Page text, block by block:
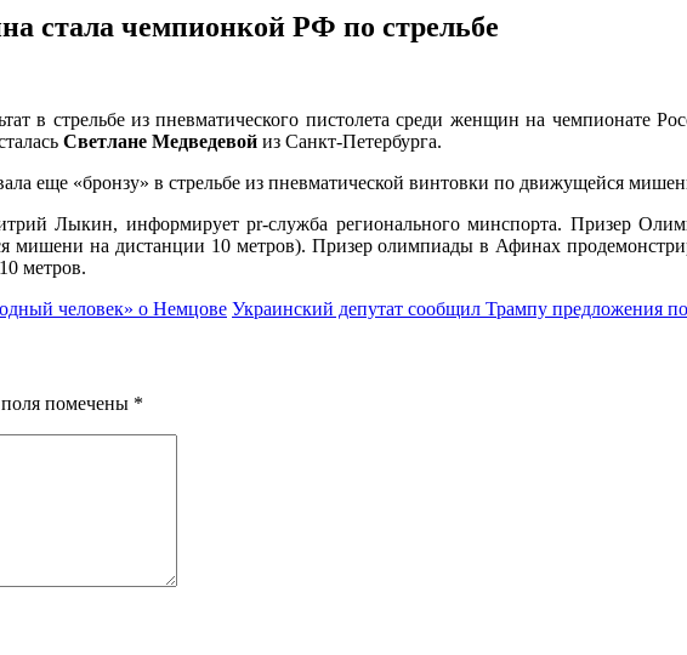
стала чемпионкой РФ по стрельбе
в стрельбе из пневматического пистолета среди женщин на чемпионате
Светлане Медведевой из Санкт-Петербурга.
еще «бронзу» в стрельбе из пневматической винтовки по движущейся
Лыкин, информирует pr-служба регионального минспорта. Призер
мишени на дистанции 10 метров). Призер олимпиады в Афинах
метров.
человек» о Немцове Украинский депутат сообщил Трампу предложения
помечены *